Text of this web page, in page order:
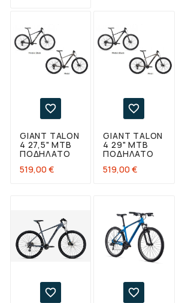

GIANT TALON
4 27,5" ΜΤΒ
ΠΟΔΉΛΑΤΟ
519,00 €

GIANT TALON
4 29" ΜΤΒ
ΠΟΔΉΛΑΤΟ
519,00 €
 